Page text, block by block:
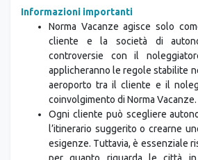
cliente e la società di
controversie con il
applicheranno le regole stabilite
aeroporto tra il cliente e il
coinvolgimento di Norma Vacanze.
Ogni cliente può scegliere
l’itinerario suggerito o crearne
esigenze. Tuttavia, è essenziale
per quanto riguarda le città
pernottamenti.
Le auto sono soggette a